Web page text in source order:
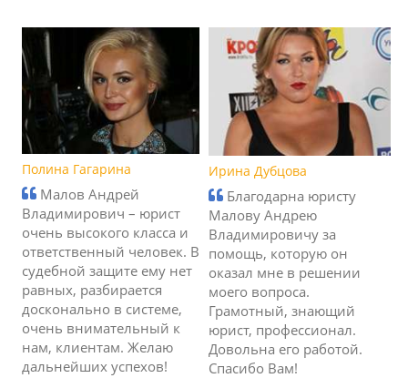
Полина Гагарина
Малов Андрей
Владимирович – юрист
очень высокого класса и
ответственный человек. В
судебной защите ему нет
равных, разбирается
досконально в системе,
очень внимательный к
нам, клиентам. Желаю
дальнейших успехов!
Ирина Дубцова
Благодарна юристу
Малову Андрею
Владимировичу за
помощь, которую он
оказал мне в решении
моего вопроса.
Грамотный, знающий
юрист, профессионал.
Довольна его работой.
Спасибо Вам!